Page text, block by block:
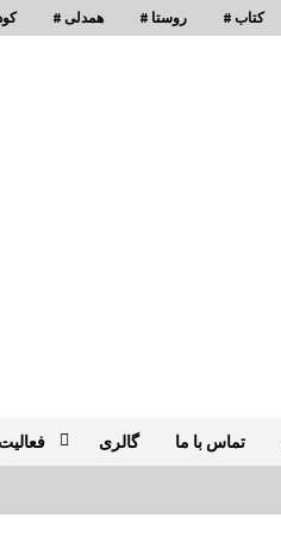
# # همدلی # روستا # کتاب
گالری تماس با ما